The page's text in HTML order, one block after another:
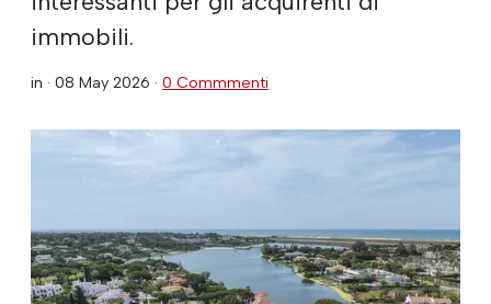
immobili.
in · 08 May 2026 · 0 Commmenti